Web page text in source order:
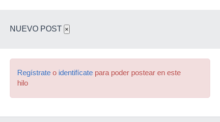
NUEVO POST ×
Regístrate o identifícate para poder postear en este
hilo